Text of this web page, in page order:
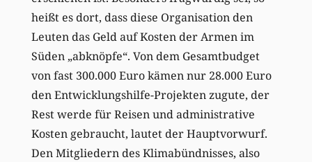
heißt es dort, dass diese Organisation den
Leuten das Geld auf Kosten der Armen im
Süden „abknöpfe“. Von dem Gesamtbudget
von fast 300.000 Euro kämen nur 28.000 Euro
den Entwicklungshilfe-Projekten zugute, der
Rest werde für Reisen und administrative
Kosten gebraucht, lautet der Hauptvorwurf.
Den Mitgliedern des Klimabündnisses, also